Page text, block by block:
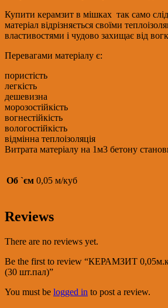
Купити керамзит в мішках так само
матеріал відрізняється своїми
властивостями і чудово захищає від
Перевагами матеріалу є:
пористість
легкість
дешевизна
морозостійкість
вогнестійкість
вологостійкість
відмінна теплоізоляція
Витрата матеріалу на 1м3 бетону
Об `єм 0,05 м/куб
Reviews
There are no reviews yet.
Be the first to review “КЕРАМЗИТ
(30 шт.пал)”
You must be logged in to post a review.